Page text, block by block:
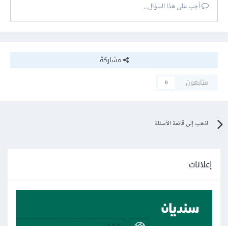
أجب على هذا السؤال...
مشاركة
متابعون
0
اذهب إلى قائمة الأسئلة
إعلانات